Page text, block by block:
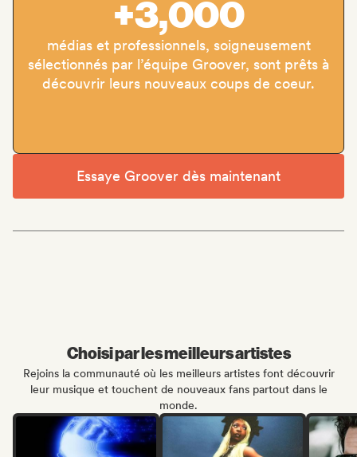
+3,000
médias et professionnels, soigneusement
sélectionnés par l’équipe Groover, sont prêts à
découvrir leurs nouveaux coups de coeur.
Essaye Groover dès maintenant
Choisi par les meilleurs artistes
Rejoins la communauté où les meilleurs artistes font découvrir
leur musique et touchent de nouveaux fans partout dans le
monde.